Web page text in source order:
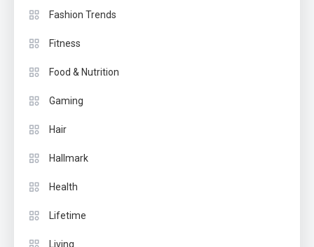
Fashion Trends
Fitness
Food & Nutrition
Gaming
Hair
Hallmark
Health
Lifetime
Living